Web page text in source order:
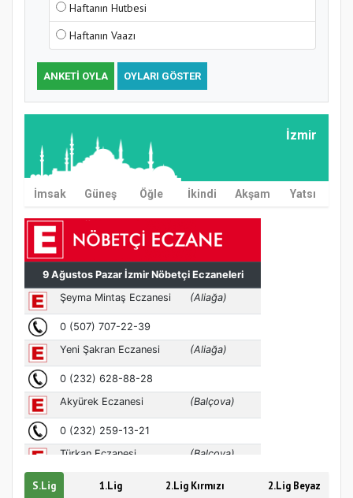
MÜFTÜ ABULSELAM ÖZDERE’YE ZİYARET
Haftanın Hutbesi
Haftanın Vaazı
ANKETI OYLA OYLARI GÖSTER
İzmir
İmsak Güneş Öğle İkindi Akşam Yatsı
S.Lig 1.Lig 2.Lig Kırmızı 2.Lig Beyaz